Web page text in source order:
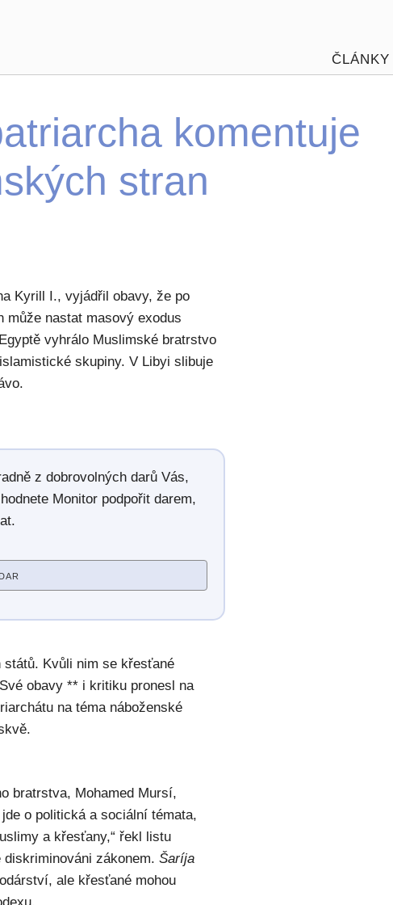
ČLÁNKY
komentuje
stran
Kyrill I., vyjádřil obavy, že po
nastat masový exodus
vyhrálo Muslimské bratrstvo
skupiny. V Libyi slibuje
z dobrovolných darů Vás,
Monitor podpořit darem,
Kvůli nim se křesťané
obavy ** i kritiku pronesl na
na téma náboženské
bratrstva, Mohamed Mursí,
o politická a sociální témata,
a křesťany,“ řekl listu
diskriminováni zákonem.Šaríja
ale křesťané mohou